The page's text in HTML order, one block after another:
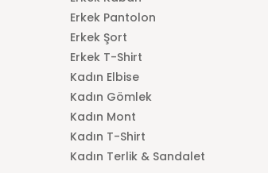
Erkek Pantolon
Erkek Şort
Erkek T-Shirt
Kadın Elbise
Kadın Gömlek
Kadın Mont
Kadın T-Shirt
Kadın Terlik & Sandalet